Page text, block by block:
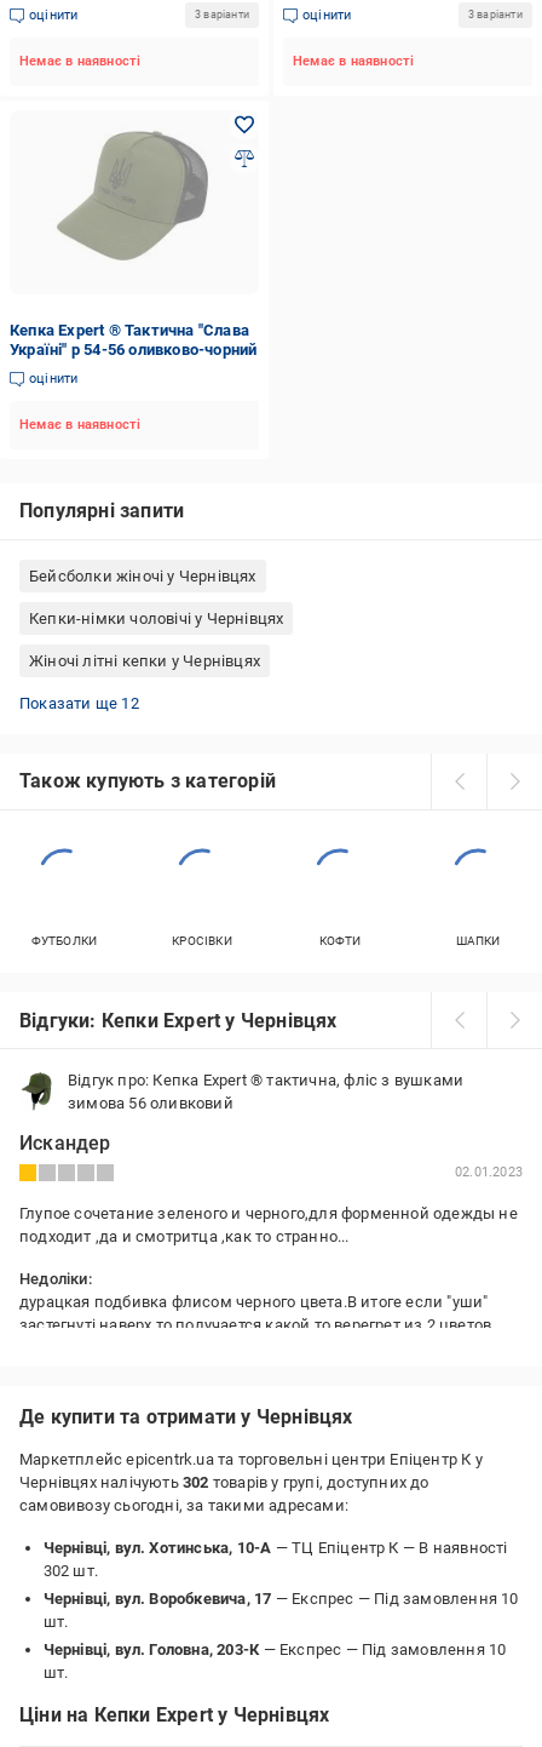
оцінити 3 варіанти
Немає в наявності
оцінити 3 варіанти
Немає в наявності
Кепка Expert ® Тактична "Слава
Україні" р 54-56 оливково-чорний
оцінити
Немає в наявності
Популярні запити
Бейсболки жіночі у Чернівцях
Кепки-німки чоловічі у Чернівцях
Жіночі літні кепки у Чернівцях
Кепки чорні жіночі у Чернівцях
Бейсболки чоловічі у Чернівцях
Кепки чоловічі хуліганки у Чернівцях
Кепки чоловічі чорні у Чернівцях
Кепки Nike чорні у Чернівцях
Кепки чоловічі восьмиклинки у Чернівцях
Кепки Puma чорні у Чернівцях
Кепки Nike жіночі у Чернівцях
Кепки літні чоловічі у Чернівцях
Кепки чоловічі Nike у Чернівцях
Кепки C.P. Company з окулярами у Чернівцях
Кепки Puma жіночі у Чернівцях
Показати ще 12
Також купують з категорій
ФУТБОЛКИ КРОСІВКИ КОФТИ ШАПКИ
Відгуки: Кепки Expert у Чернівцях
Відгук про: Кепка Expert ® тактична, фліс з вушками
зимова 56 оливковий
Искандер
02.01.2023
Глупое сочетание зеленого и черного,для форменной одежды не
подходит ,да и смотритца ,как то странно...
Недоліки:
дурацкая подбивка флисом черного цвета.В итоге если "уши"
застегнуті наверх,то получается какой то верегрет из 2 цветов...
Де купити та отримати у Чернівцях
Маркетплейс epicentrk.ua та торговельні центри Епіцентр К у
Чернівцях налічують 302 товарів у групі, доступних до
самовивозу сьогодні, за такими адресами:
Чернівці, вул. Хотинська, 10-А — ТЦ Епіцентр К — В наявності
302 шт.
Чернівці, вул. Воробкевича, 17 — Експрес — Під замовлення 10
шт.
Чернівці, вул. Головна, 203-К— Експрес — Під замовлення 10
шт.
Ціни на Кепки Expert у Чернівцях